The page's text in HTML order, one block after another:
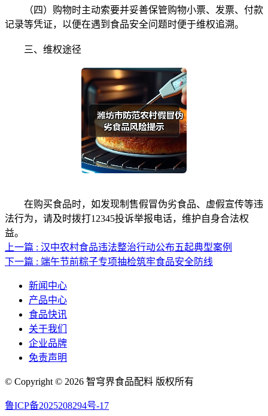
（四）购物时主动索要并妥善保管购物小票、发票、付款
记录等凭证，以便在遇到食品安全问题时便于维权追溯。
三、维权途径
在购买食品时，如发现制售假冒伪劣食品、虚假宣传等违
法行为，请及时拨打12345投诉举报电话，维护自身合法权
益。
上一篇 : 汉中农村食品违法整治行动公布五起典型案例
下一篇 : 端午节前粽子专项抽检筑牢食品安全防线
新闻中心
产品中心
食品快讯
关于我们
企业品牌
免责声明
© Copyright © 2026 智穹界食品配料 版权所有
鲁ICP备2025208294号-17